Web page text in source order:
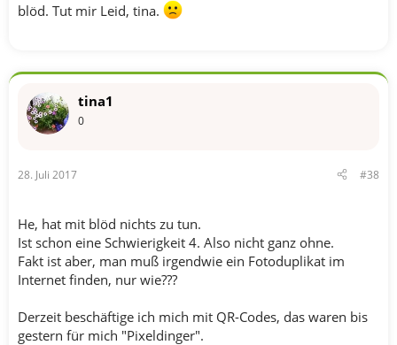
blöd. Tut mir Leid, tina.
tina1
0
28. Juli 2017 #38
He, hat mit blöd nichts zu tun.
Ist schon eine Schwierigkeit 4. Also nicht ganz ohne.
Fakt ist aber, man muß irgendwie ein Fotoduplikat im
Internet finden, nur wie???
Derzeit beschäftige ich mich mit QR-Codes, das waren bis
gestern für mich "Pixeldinger".